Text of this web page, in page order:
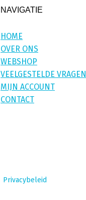
NAVIGATIE
HOME
OVER ONS
WEBSHOP
VEELGESTELDE VRAGEN
MIJN ACCOUNT
CONTACT
Privacybeleid